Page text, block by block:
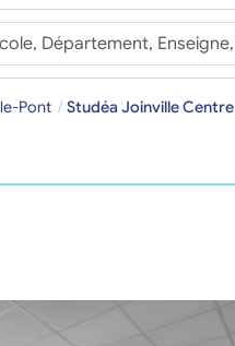
Pont Studéa Joinville Centre